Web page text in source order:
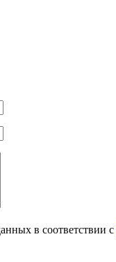
в соответствии с